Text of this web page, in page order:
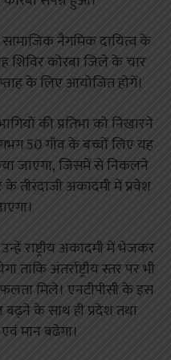
सामाजिक नैगमिक दायित्व के
शिविर कोरबा जिले के चार
के लिए आयोजित होगें।
की प्रतिभा को निखारने
50 गाँव के बच्चों लिए यह
जाएगा, जिसमें से निकलने
तीरंदाजी अकादमी में प्रवेश
राष्ट्रीय अकादमी में भेजकर
अंतर्राष्ट्रीय स्तर पर भी
मिले। एनटीपीसी के इस
के साथ ही प्रदेश तथा
मान बढेगा।